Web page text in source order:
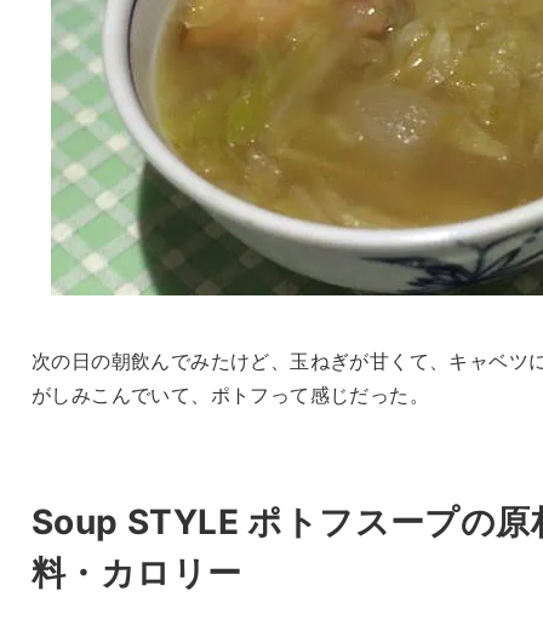
次の日の朝飲んでみたけど、玉ねぎが甘くて、キャベツ
がしみこんでいて、ポトフって感じだった。
Soup STYLE ポトフスープの原
料・カロリー